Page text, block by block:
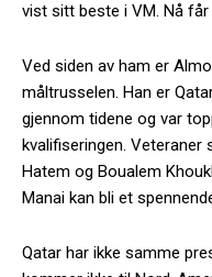
vist sitt beste i VM. Nå får
Ved siden av ham er
måltrusselen. Han er
gjennom tidene og var
kvalifiseringen.
Hatem og Boualem
Manai kan bli et
Qatar har ikke samme